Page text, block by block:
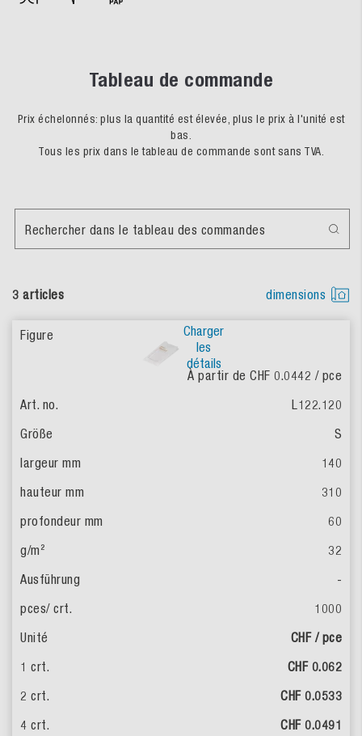
Tableau de commande
Prix échelonnés: plus la quantité est élevée, plus le prix à l'unité est
bas.
Tous les prix dans le tableau de commande sont sans TVA.
3 articles dimensions
Rechercher dans le tableau des commandes
Charger
les
détails
À partir de CHF 0.0442 / pce
L122.120
S
140
310
60
32
-
1000
CHF / pce
CHF 0.062
CHF 0.0533
CHF 0.0491